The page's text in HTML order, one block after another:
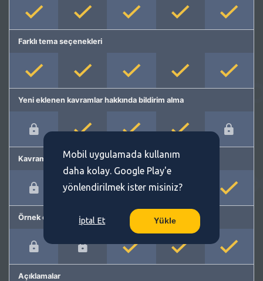
Farklı tema seçenekleri
Yeni eklenen kavramlar hakkında bildirim alma
Kavram önerme
Örnek cümleler
Açıklamalar
Mobil uygulamada kullanım
daha kolay. Google Play'e
yönlendirilmek ister misiniz?
İptal Et Yükle